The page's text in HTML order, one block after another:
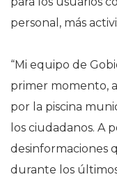
personal, más
“Mi equipo de
primer momento,
por la piscina
los ciudadanos. A
desinformaciones
durante los